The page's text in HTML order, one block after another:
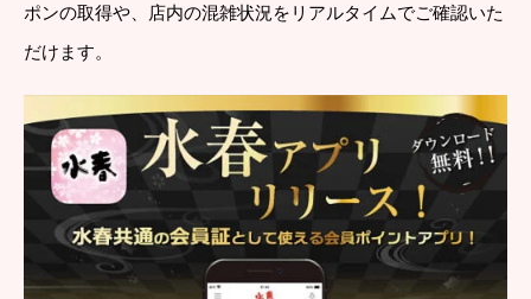
ポンの取得や、店内の混雑状況をリアルタイムでご確認いた
だけます。